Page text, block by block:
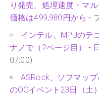
り発売。処理速度・マ
価格は499,980円から -
インテル、MPUのテ
ナノで（2ページ目） -
07:00)
ASRock、ソフマッ
のOCイベント23日（土